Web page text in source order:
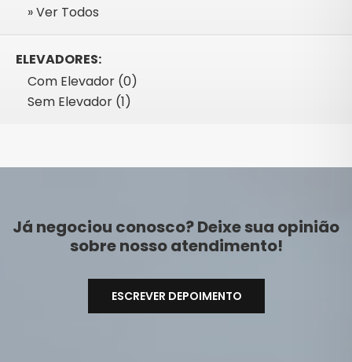
» Ver Todos
ELEVADORES:
Com Elevador (0)
Sem Elevador (1)
Já negociou conosco? Deixe sua opinião
sobre nosso atendimento!
ESCREVER DEPOIMENTO